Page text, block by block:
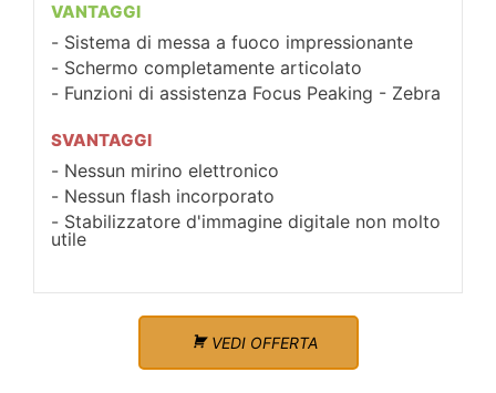
VANTAGGI
Sistema di messa a fuoco impressionante
Schermo completamente articolato
Funzioni di assistenza Focus Peaking - Zebra
SVANTAGGI
Nessun mirino elettronico
Nessun flash incorporato
Stabilizzatore d'immagine digitale non molto
utile
VEDI OFFERTA